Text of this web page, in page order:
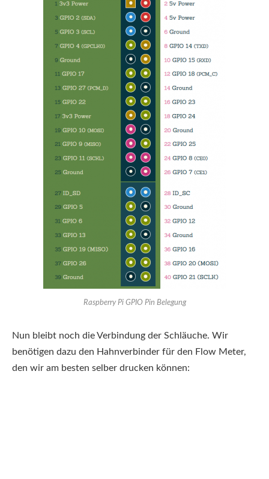
Raspberry Pi GPIO Pin Belegung
Nun bleibt noch die Verbindung der Schläuche. Wir
benötigen dazu den Hahnverbinder für den Flow Meter,
den wir am besten selber drucken können: